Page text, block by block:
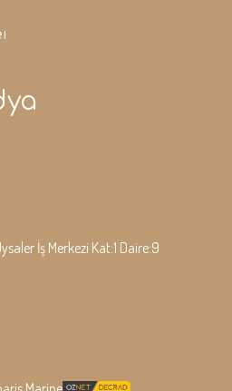
İş Merkezi Kat:1 Daire:9